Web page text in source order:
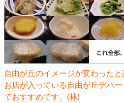
自由が丘のイメージが変わった
お店が入っている自由が丘デパ
ておすすめです。(林)